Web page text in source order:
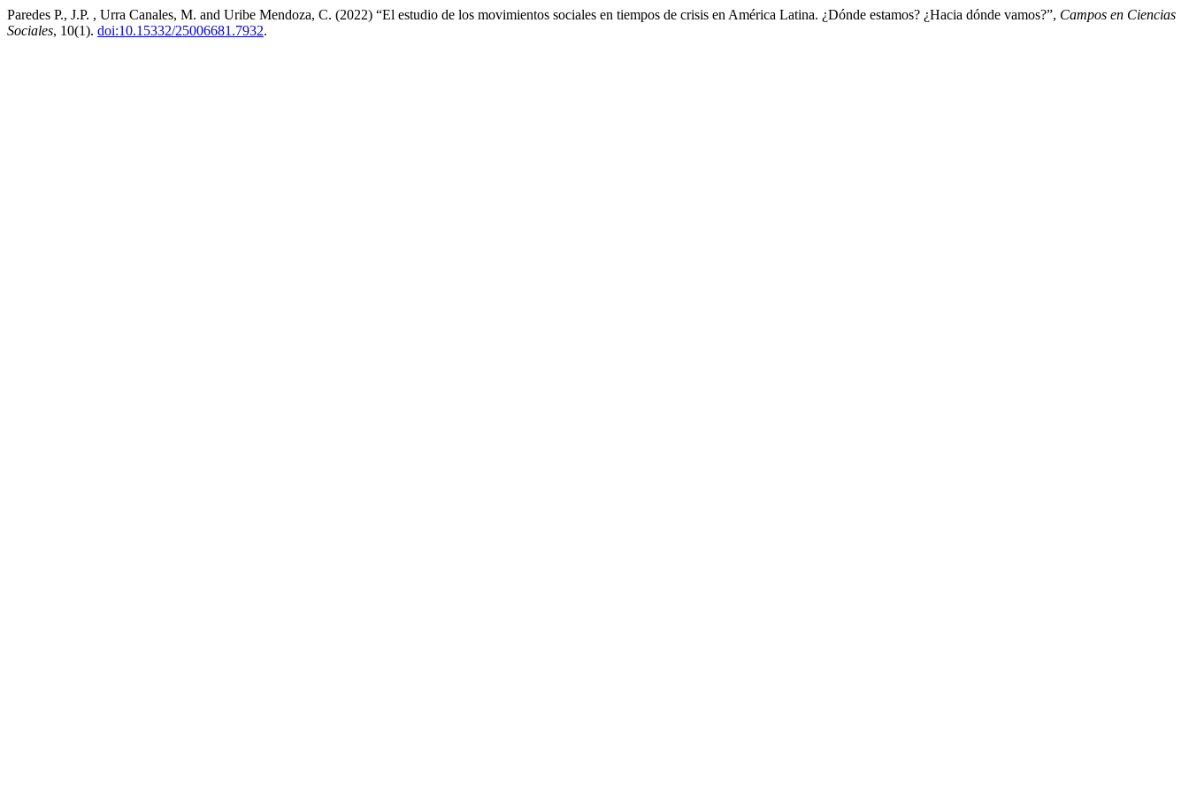
Paredes P., J.P. , Urra Canales, M. and Uribe Mendoza, C. (2022) “El estudio de los movimientos sociales en tiempos de crisis en América Latina. ¿Dónde estamos? ¿Hacia dónde vamos?”, Campos en Ciencias
Sociales, 10(1). doi:10.15332/25006681.7932.